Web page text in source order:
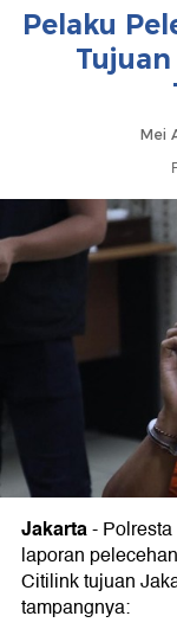
Pelaku
Mei
Jakarta-
laporan
Citilink tujuan
tampangnya: